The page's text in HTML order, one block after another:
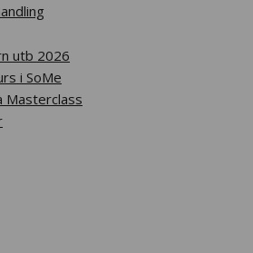
utb 2026
i SoMe
Masterclass